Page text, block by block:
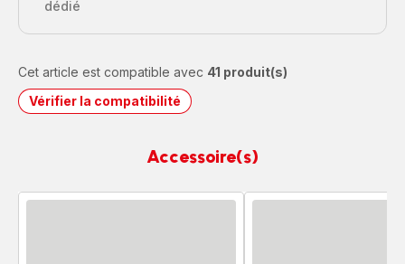
dédié
Cet article est compatible avec 41 produit(s)
Vérifier la compatibilité
Accessoire(s)